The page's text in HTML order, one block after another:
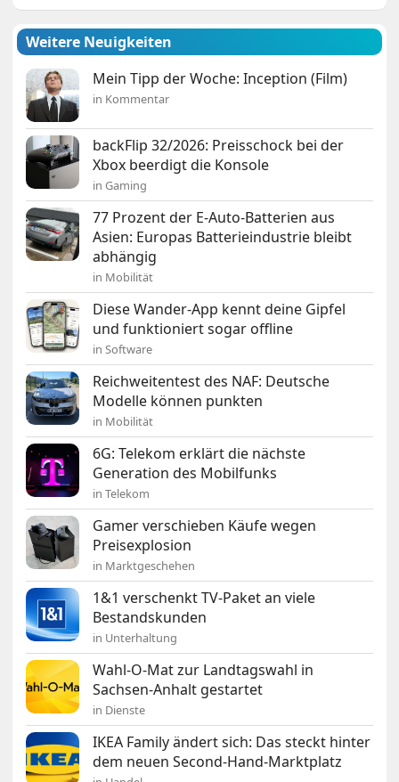
Weitere Neuigkeiten
Mein Tipp der Woche: Inception (Film)
in Kommentar
backFlip 32/2026: Preisschock bei der
Xbox beerdigt die Konsole
in Gaming
77 Prozent der E-Auto-Batterien aus
Asien: Europas Batterieindustrie bleibt
abhängig
in Mobilität
Diese Wander-App kennt deine Gipfel
und funktioniert sogar offline
in Software
Reichweitentest des NAF: Deutsche
Modelle können punkten
in Mobilität
6G: Telekom erklärt die nächste
Generation des Mobilfunks
in Telekom
Gamer verschieben Käufe wegen
Preisexplosion
in Marktgeschehen
1&1 verschenkt TV-Paket an viele
Bestandskunden
in Unterhaltung
Wahl-O-Mat zur Landtagswahl in
Sachsen-Anhalt gestartet
in Dienste
IKEA Family ändert sich: Das steckt hinter
dem neuen Second-Hand-Marktplatz